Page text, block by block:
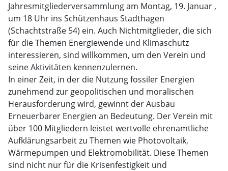
Jahresmitgliederversammlung am Montag, 19. Januar ,
um 18 Uhr ins Schützenhaus Stadthagen
(Schachtstraße 54) ein. Auch Nichtmitglieder, die sich
für die Themen Energiewende und Klimaschutz
interessieren, sind willkommen, um den Verein und
seine Aktivitäten kennenzulernen.
In einer Zeit, in der die Nutzung fossiler Energien
zunehmend zur geopolitischen und moralischen
Herausforderung wird, gewinnt der Ausbau
Erneuerbarer Energien an Bedeutung. Der Verein mit
über 100 Mitgliedern leistet wertvolle ehrenamtliche
Aufklärungsarbeit zu Themen wie Photovoltaik,
Wärmepumpen und Elektromobilität. Diese Themen
sind nicht nur für die Krisenfestigkeit und